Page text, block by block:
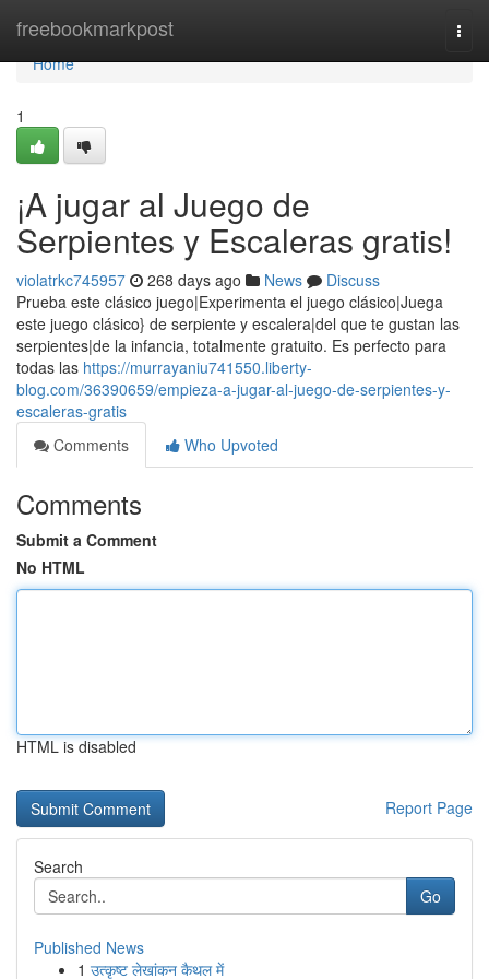
freebookmarkpost
Home
Home
1
¡A jugar al Juego de
Serpientes y Escaleras gratis!
violatrkc745957 268 days ago News
Discuss
Prueba este clásico juego|Experimenta el juego clásico|Juega
este juego clásico} de serpiente y escalera|del que te gustan las
serpientes|de la infancia, totalmente gratuito. Es perfecto para
todas las https://murrayaniu741550.liberty-
blog.com/36390659/empieza-a-jugar-al-juego-de-serpientes-y-
escaleras-gratis
Comments
Who Upvoted
Comments
Submit a Comment
No HTML
HTML is disabled
Report Page
Search
Go
Published News
1 उत्कृष्ट लेखांकन कैथल में